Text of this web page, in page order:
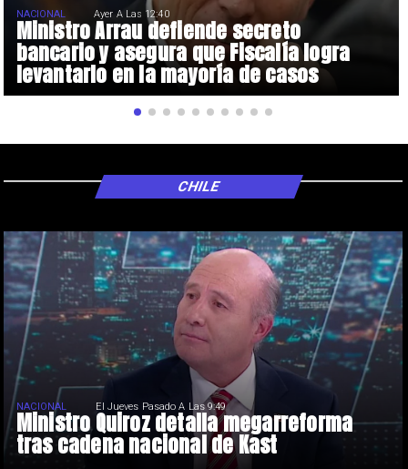
Ministro Arrau defiende secreto
bancario y asegura que Fiscalía logra
levantarlo en la mayoría de casos
NACIONAL Ayer A Las 12:40
Ministro Quiroz detalla megarreforma
tras cadena nacional de Kast
NACIONAL El Jueves Pasado A Las 9:49
CHILE